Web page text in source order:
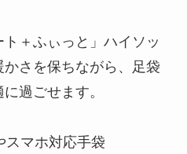
＋ふぃっと」ハイソッ
さを保ちながら、足袋
過ごせます。
スマホ対応手袋